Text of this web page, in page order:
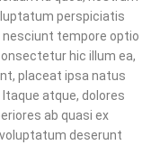
perspiciatis
nesciunt tempore optio
hic illum ea,
placeat ipsa natus
atque, dolores
ab quasi ex
deserunt